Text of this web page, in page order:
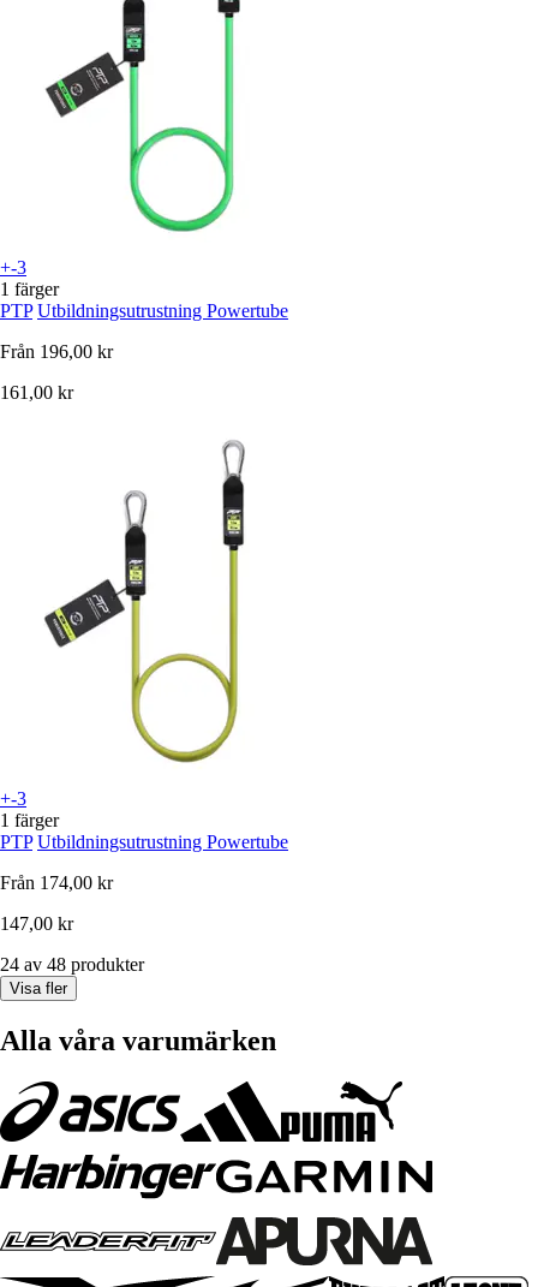
+-3
1 färger
PTP Utbildningsutrustning Powertube
Från 196,00 kr
161,00 kr
+-3
1 färger
PTP Utbildningsutrustning Powertube
Från 174,00 kr
147,00 kr
24 av 48 produkter
Visa fler
Alla våra varumärken